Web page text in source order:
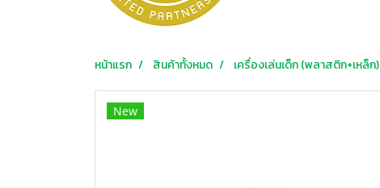
หน้าแรก สินค้าทั้งหมด เครื่องเล่นเด็ก (พลาสติก+เหล็ก)
New